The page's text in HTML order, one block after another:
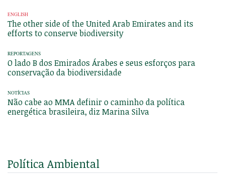
ENGLISH
The other side of the United Arab Emirates and its
efforts to conserve biodiversity
REPORTAGENS
O lado B dos Emirados Árabes e seus esforços para
conservação da biodiversidade
NOTÍCIAS
Não cabe ao MMA definir o caminho da política
energética brasileira, diz Marina Silva
Política Ambiental